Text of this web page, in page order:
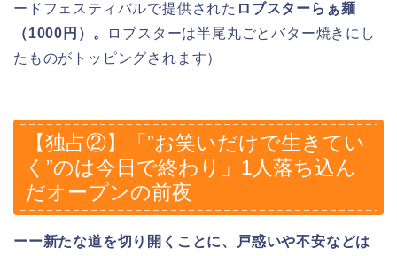
ードフェスティバルで提供された ロブスターらぁ麺
（1000円）。
ロブスターは半尾丸ごとバター焼きにし
たものがトッピングされます）
【独占②】「”お笑いだけで生きてい
く”のは今日で終わり」1人落ち込ん
だオープンの前夜
ーー新たな道を切り開くことに、戸惑いや不安などは